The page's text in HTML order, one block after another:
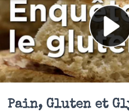
Pain, Gluten et